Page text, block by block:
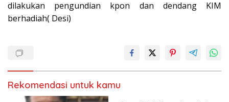
dilakukan pengundian kpon dan dendang KIM
berhadiah( Desi)
Rekomendasi untuk kamu